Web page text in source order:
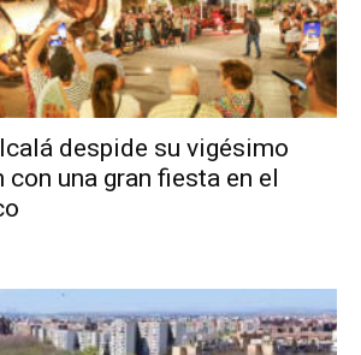
despide su vigésimo
una gran fiesta en el